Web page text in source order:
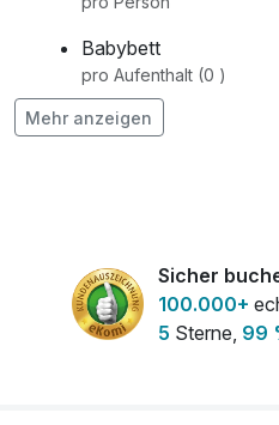
Babybett
pro Aufenthalt (0 )
Flasche Rotwein
Lunchpaket
pro Person
Mehr anzeigen
Sicher
100.000+
5 Sterne, 99